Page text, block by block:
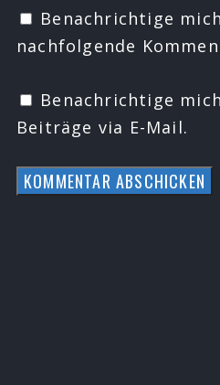
Benachrichtige
nachfolgende
Benachrichtige
Beiträge via E-Mail.